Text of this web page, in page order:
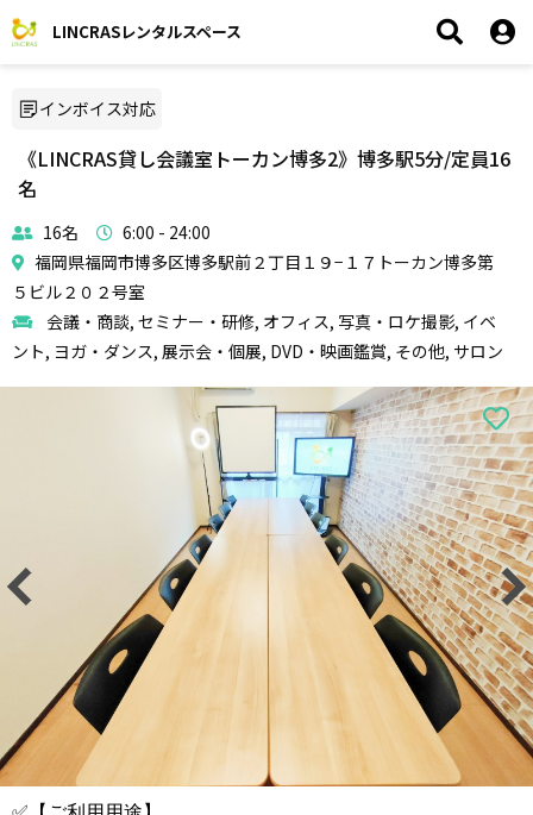
LINCRASレンタルスペース
インボイス対応
《LINCRAS貸し会議室トーカン博多2》博多駅5分/定員16
名
16名
6:00 - 24:00
福岡県福岡市博多区博多駅前２丁目１９−１７トーカン博多第
５ビル２０２号室
会議・商談, セミナー・研修, オフィス, 写真・ロケ撮影, イベ
ント, ヨガ・ダンス, 展示会・個展, DVD・映画鑑賞, その他, サロン